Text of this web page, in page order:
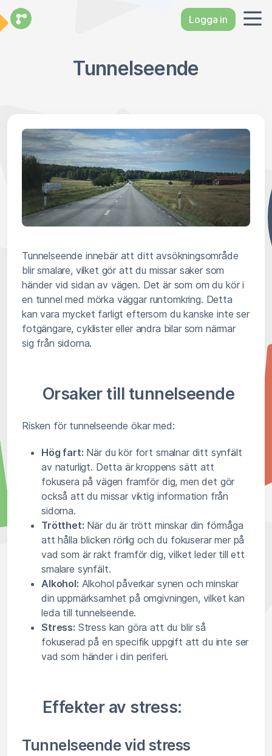
Logga in
Tunnelseende
Tunnelseende innebär att ditt avsökningsområde
blir smalare, vilket gör att du missar saker som
händer vid sidan av vägen. Det är som om du kör i
en tunnel med mörka väggar runtomkring. Detta
kan vara mycket farligt eftersom du kanske inte ser
fotgängare, cyklister eller andra bilar som närmar
sig från sidorna.
Orsaker till tunnelseende
Risken för tunnelseende ökar med:
Hög fart: När du kör fort smalnar ditt synfält
av naturligt. Detta är kroppens sätt att
fokusera på vägen framför dig, men det gör
också att du missar viktig information från
sidorna.
Trötthet: När du är trött minskar din förmåga
att hålla blicken rörlig och du fokuserar mer på
vad som är rakt framför dig, vilket leder till ett
smalare synfält.
Alkohol: Alkohol påverkar synen och minskar
din uppmärksamhet på omgivningen, vilket kan
leda till tunnelseende.
Stress: Stress kan göra att du blir så
fokuserad på en specifik uppgift att du inte ser
vad som händer i din periferi.
Effekter av stress:
Tunnelseende vid stress